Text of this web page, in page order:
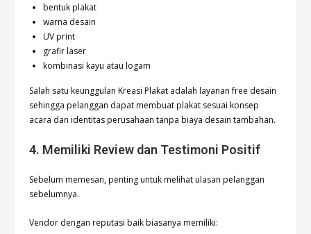
bentuk plakat
warna desain
UV print
grafir laser
kombinasi kayu atau logam
Salah satu keunggulan Kreasi Plakat adalah layanan free desain
sehingga pelanggan dapat membuat plakat sesuai konsep
acara dan identitas perusahaan tanpa biaya desain tambahan.
4. Memiliki Review dan Testimoni Positif
Sebelum memesan, penting untuk melihat ulasan pelanggan
sebelumnya.
Vendor dengan reputasi baik biasanya memiliki: